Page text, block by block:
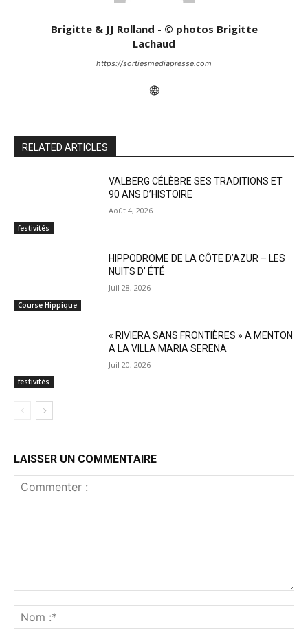
Brigitte & JJ Rolland - © photos Brigitte
Lachaud
https://sortiesmediapresse.com
RELATED ARTICLES
festivités
VALBERG CÉLÈBRE SES TRADITIONS ET
90 ANS D’HISTOIRE
Août 4, 2026
Course Hippique
HIPPODROME DE LA CÔTE D’AZUR – LES
NUITS D’ ÉTÉ
Juil 28, 2026
festivités
« RIVIERA SANS FRONTIÈRES » A MENTON
A LA VILLA MARIA SERENA
Juil 20, 2026
LAISSER UN COMMENTAIRE
:*